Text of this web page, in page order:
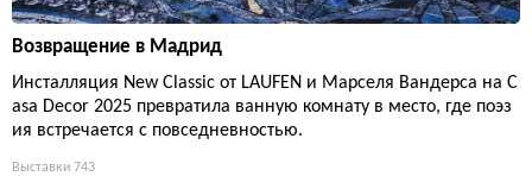
Возвращение в Мадрид
Инсталляция New Classic от LAUFEN и Марселя Вандерса на C
asa Decor 2025 превратила ванную комнату в место, где поэз
ия встречается с повседневностью.
Выставки 743